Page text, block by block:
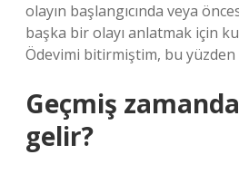
olayın başlangıcında veya
başka bir olayı anlatmak için
Ödevimi bitirmiştim, bu yüzden
Geçmiş
gelir?